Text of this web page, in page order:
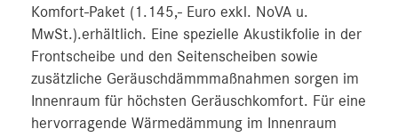
Komfort-Paket (1.145,- Euro exkl. NoVA u.
MwSt.).erhältlich. Eine spezielle Akustikfolie in der
Frontscheibe und den Seitenscheiben sowie
zusätzliche Geräuschdämmmaßnahmen sorgen im
Innenraum für höchsten Geräuschkomfort. Für eine
hervorragende Wärmedämmung im Innenraum